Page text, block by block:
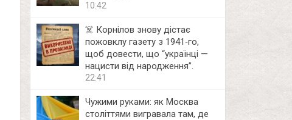
10:42
☠️ Корнілов знову дістає
пожовклу газету з 1941‑го,
щоб довести, що “українці —
нацисти від народження”.
22:41
Чужими руками: як Москва
століттями вигравала там, де